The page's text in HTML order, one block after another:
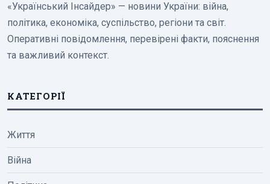
«Український Інсайдер» — новини України: війна,
політика, економіка, суспільство, регіони та світ.
Оперативні повідомлення, перевірені факти, пояснення
та важливий контекст.
КАТЕГОРІЇ
Життя
Війна